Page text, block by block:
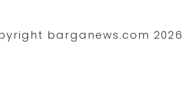
barganews.com 2026